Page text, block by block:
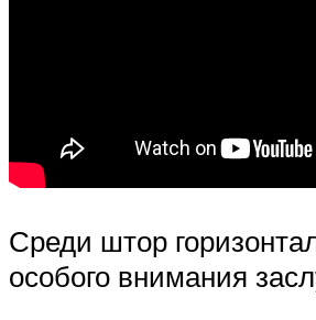
Среди штор
особого внимания